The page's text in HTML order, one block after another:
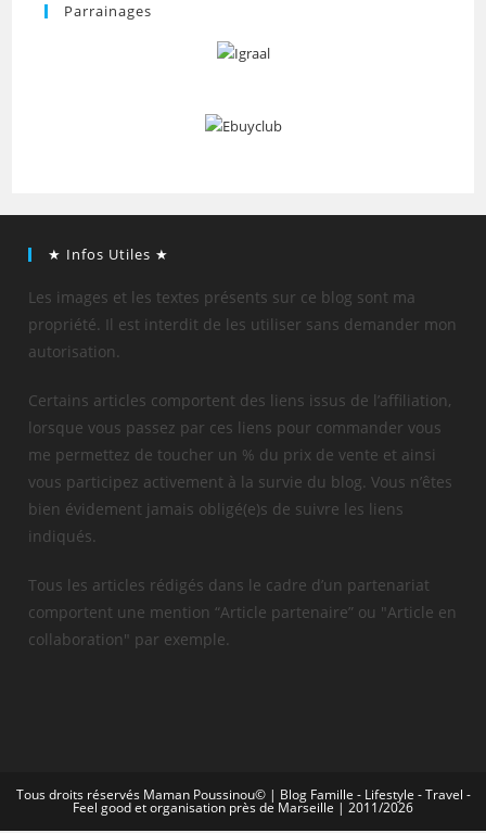
Parrainages
★ Infos Utiles ★
Les images et les textes présents sur ce blog sont ma
propriété. Il est interdit de les utiliser sans demander mon
autorisation.
Certains articles comportent des liens issus de l’affiliation,
lorsque vous passez par ces liens pour commander vous
me permettez de toucher un % du prix de vente et ainsi
vous participez activement à la survie du blog. Vous n’êtes
bien évidement jamais obligé(e)s de suivre les liens
indiqués.
Tous les articles rédigés dans le cadre d’un partenariat
comportent une mention “Article partenaire” ou "Article en
collaboration" par exemple.
Tous droits réservés Maman Poussinou© | Blog Famille - Lifestyle - Travel -
Feel good et organisation près de Marseille | 2011/2026